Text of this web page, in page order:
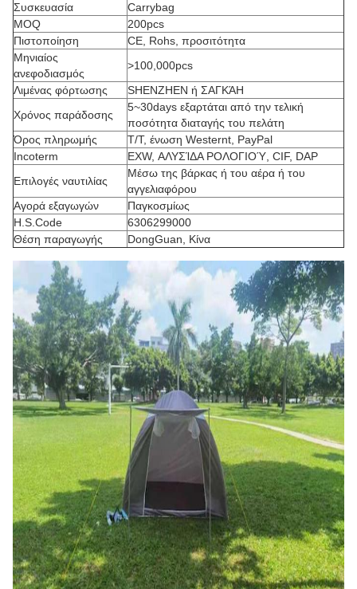
Συσκευασία
Carrybag
MOQ
200pcs
Πιστοποίηση
CE, Rohs, προσιτότητα
Μηνιαίος
ανεφοδιασμός
>100,000pcs
Λιμένας φόρτωσης
SHENZHEN ή ΣΑΓΚΆΗ
Χρόνος παράδοσης
5~30days εξαρτάται από την τελική
ποσότητα διαταγής του πελάτη
Όρος πληρωμής
T/T, ένωση Westernt, PayPal
Incoterm
EXW, ΑΛΥΣΊΔΑ ΡΟΛΟΓΙΟΎ, CIF, DAP
Επιλογές ναυτιλίας
Μέσω της βάρκας ή του αέρα ή του
αγγελιαφόρου
Αγορά εξαγωγών
Παγκοσμίως
H.S.Code
6306299000
Θέση παραγωγής
DongGuan, Κίνα